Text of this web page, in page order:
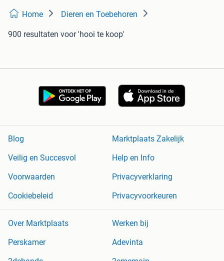
Home Dieren en Toebehoren
900 resultaten voor 'hooi te koop'
Blog
Marktplaats Zakelijk
Veilig en Succesvol
Help en Info
Voorwaarden
Privacyverklaring
Cookiebeleid
Privacyvoorkeuren
Over Marktplaats
Werken bij
Perskamer
Adevinta